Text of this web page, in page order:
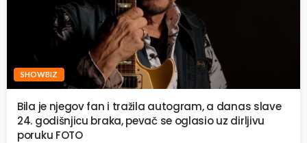
SHOWBIZ
Bila je njegov fan i tražila autogram, a danas slave
24. godišnjicu braka, pevač se oglasio uz dirljivu
poruku FOTO